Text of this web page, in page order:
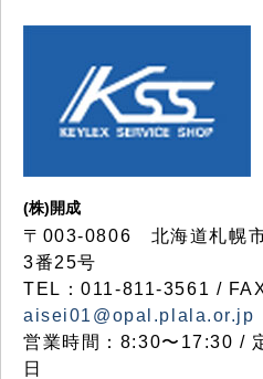
(株)開成
〒003-0806 北海道札幌
3番25号
TEL：011-811-3561 /
aisei01@opal.plala.or.jp
営業時間：8:30〜17:30 /
日